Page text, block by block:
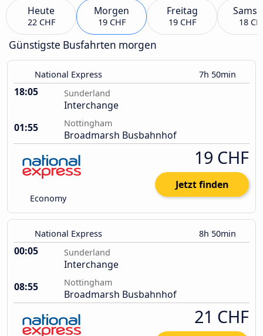
Heute
22 CHF
Morgen
19 CHF
Freitag
19 CHF 18
Günstigste Busfahrten morgen
National Express 7h 50min
18:05 Sunderland
Interchange
01:55
Nottingham
Broadmarsh Busbahnhof
Economy
19 CHF
Jetzt finden
National Express 8h 50min
00:05 Sunderland
Interchange
08:55
Nottingham
Broadmarsh Busbahnhof
21 CHF